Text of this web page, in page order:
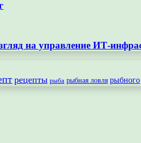
на управление ИТ-
рецепты рыба рыбная ловля рыбного